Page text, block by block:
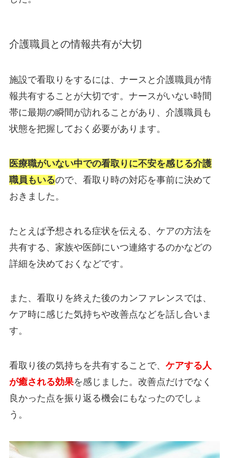
介護職員との情報共有が大切
施設で看取りをするには、ナースと介護職員が情
報共有することが大切です。ナースがいない時間
帯に最期の瞬間が訪れることがあり、介護職員も
状態を把握しておく必要があります。
医療職がいない中での看取りに不安を感じる介護
職員もいるので、看取り時の対応を事前に決めて
おきました。
たとえば予想される症状を伝える、ケアの方法を
共有する、家族や医師にいつ連絡するのかなどの
詳細を決めておくなどです。
また、看取りを終えた後のカンファレンスでは、
ケア時に感じた気持ちや改善点などを話し合いま
す。
看取り後の気持ちを共有することで、 ケアする人
が癒される効果を感じました。改善点だけでなく
良かった点を振り返る機会にもなったのでしょ
う。